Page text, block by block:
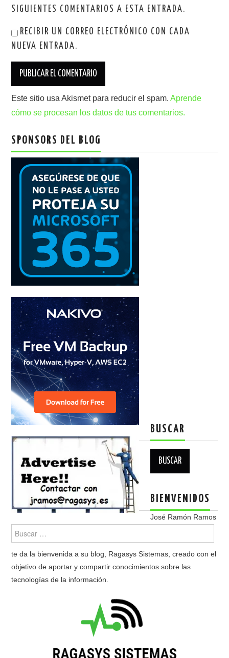
SIGUIENTES COMENTARIOS A ESTA ENTRADA.
RECIBIR UN CORREO ELECTRÓNICO CON CADA
NUEVA ENTRADA.
Este sitio usa Akismet para reducir el spam.Aprende
cómo se procesan los datos de tus comentarios.
SPONSORS DEL BLOG
BUSCAR
BIENVENIDOS
José Ramón Ramos
te da la bienvenida a su blog, Ragasys Sistemas, creado con el
objetivo de aportar y compartir conocimientos sobre las
tecnologías de la información.